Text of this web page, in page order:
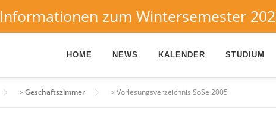
HOME NEWS KALENDER STUDIUM
> Geschäftszimmer > Vorlesungsverzeichnis SoSe 2005
Informationen zum Wintersemester